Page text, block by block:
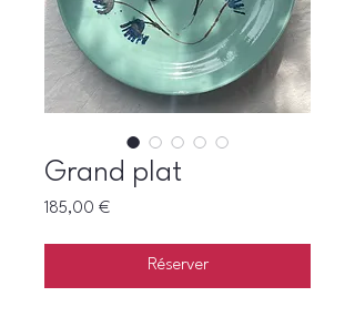
Grand plat
185,00 €Prix
Réserver